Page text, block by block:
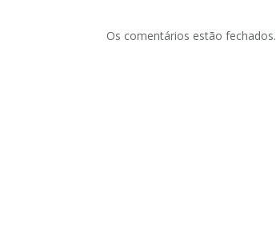
Os comentários estão fechados.